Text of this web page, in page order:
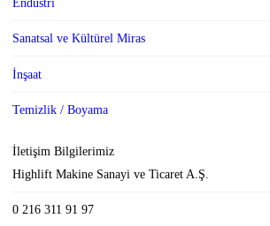
Sanatsal ve Kültürel Miras
İnşaat
Temizlik / Boyama
İletişim Bilgilerimiz
Highlift Makine Sanayi ve Ticaret A.Ş.
0 216 311 91 97